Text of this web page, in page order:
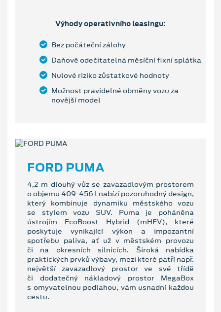
Výhody operativního leasingu:
Bez počáteční zálohy
Daňově odečitatelná měsíční fixní splátka
Nulové riziko zůstatkové hodnoty
Možnost pravidelné obměny vozu za
novější model
FORD PUMA
4,2 m dlouhý vůz se zavazadlovým prostorem
o objemu 409-456 l nabízí pozoruhodný design,
který kombinuje dynamiku městského vozu
se stylem vozu SUV. Puma je poháněna
ústrojím EcoBoost Hybrid (mHEV), které
poskytuje vynikající výkon a impozantní
spotřebu paliva, ať už v městském provozu
či na okresních silnicích. Široká nabídka
praktických prvků výbavy, mezi které patří např.
největší zavazadlový prostor ve své třídě
či dodatečný nákladový prostor MegaBox
s omyvatelnou podlahou, vám usnadní každou
cestu.